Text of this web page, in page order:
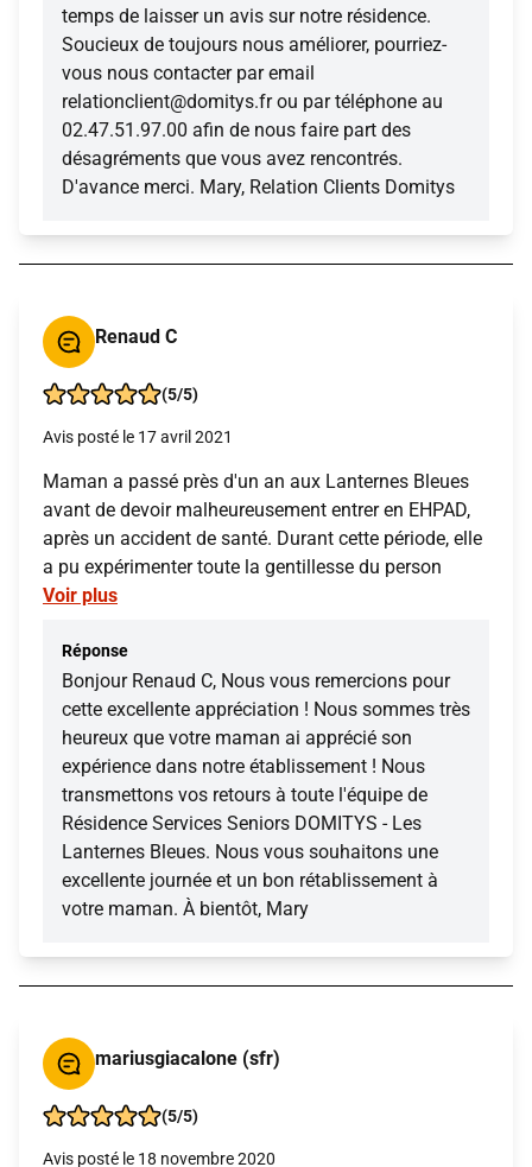
temps de laisser un avis sur notre résidence.
Soucieux de toujours nous améliorer, pourriez-
vous nous contacter par email
relationclient@domitys.fr ou par téléphone au
02.47.51.97.00 afin de nous faire part des
désagréments que vous avez rencontrés.
D'avance merci. Mary, Relation Clients Domitys
Renaud C
(5/5)
Avis posté le 17 avril 2021
Maman a passé près d'un an aux Lanternes Bleues
avant de devoir malheureusement entrer en EHPAD,
après un accident de santé. Durant cette période, elle
a pu expérimenter toute la gentillesse du person
Voir plus
Réponse
Bonjour Renaud C, Nous vous remercions pour
cette excellente appréciation ! Nous sommes très
heureux que votre maman ai apprécié son
expérience dans notre établissement ! Nous
transmettons vos retours à toute l'équipe de
Résidence Services Seniors DOMITYS - Les
Lanternes Bleues. Nous vous souhaitons une
excellente journée et un bon rétablissement à
votre maman. À bientôt, Mary
mariusgiacalone (sfr)
(5/5)
Avis posté le 18 novembre 2020